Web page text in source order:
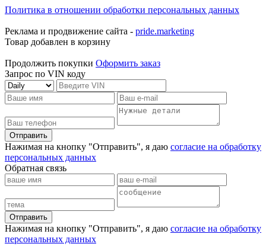
Политика в отношении обработки персональных данных
Реклама и продвижение сайта - pride.marketing
Товар добавлен в корзину
Продолжить покупки Оформить заказ
Запрос по VIN коду
Отправить
Нажимая на кнопку "Отправить", я даю согласие на обработку
персональных данных
Обратная связь
Отправить
Нажимая на кнопку "Отправить", я даю согласие на обработку
персональных данных